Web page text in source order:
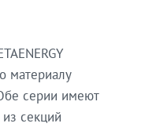
материалу
серии имеют
секций